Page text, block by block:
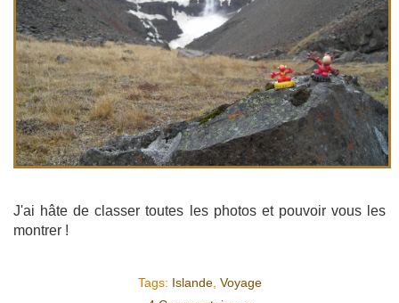
J'ai hâte de classer toutes les photos et pouvoir vous les
montrer !
Tags: Islande, Voyage